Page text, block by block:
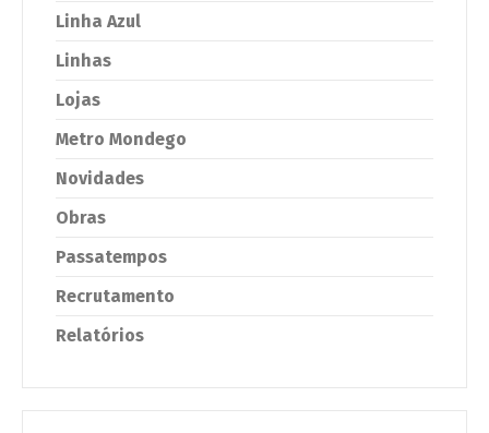
Linha Azul
Linhas
Lojas
Metro Mondego
Novidades
Obras
Passatempos
Recrutamento
Relatórios